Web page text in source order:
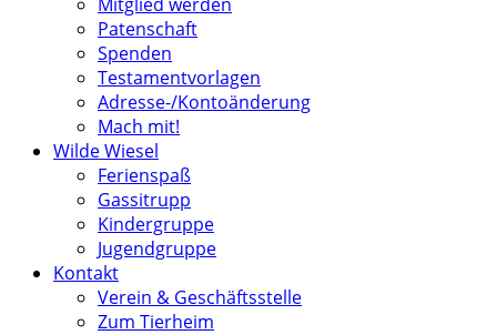
Patenschaft
Spenden
Testamentvorlagen
Adresse-/Kontoänderung
Mach mit!
Wilde Wiesel
Ferienspaß
Gassitrupp
Kindergruppe
Jugendgruppe
Kontakt
Verein & Geschäftsstelle
Zum Tierheim